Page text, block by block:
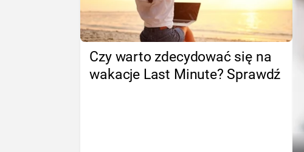
Czy warto zdecydować się na
wakacje Last Minute? Sprawdź